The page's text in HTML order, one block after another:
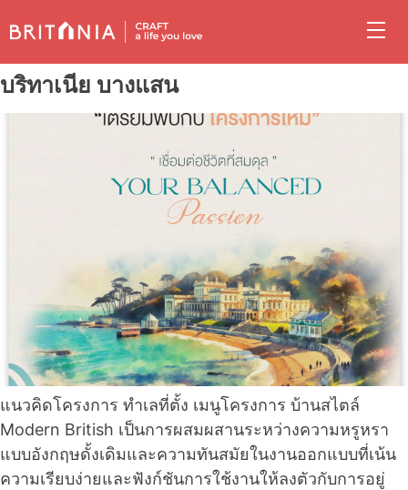
บริทาเนีย บางแสน
แนวคิดโครงการ ทำเลที่ตั้ง เมนูโครงการ บ้านสไตล์
Modern British เป็นการผสมผสานระหว่างความหรูหรา
แบบอังกฤษดั้งเดิมและความทันสมัยในงานออกแบบที่เน้น
ความเรียบง่ายและฟังก์ชันการใช้งานให้ลงตัวกับการอยู่